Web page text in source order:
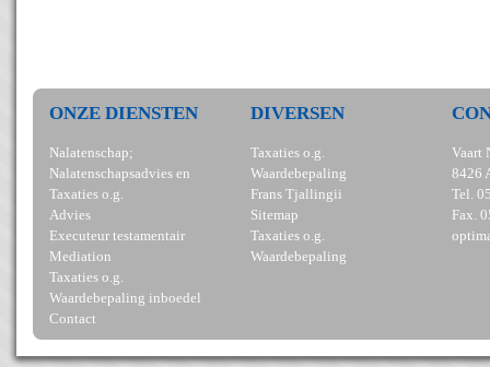
ONZE DIENSTEN
Nalatenschap;
Nalatenschapsadvies en
Taxaties o.g.
Advies
Executeur testamentair
Mediation
Taxaties o.g.
Waardebepaling inboedel
Contact
DIVERSEN
Taxaties o.g.
Waardebepaling
Frans Tjallingii
Sitemap
Taxaties o.g.
Waardebepaling
Vaart
8426
Tel.
Fax.